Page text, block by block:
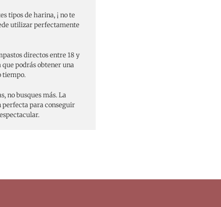
tipos de harina, ¡ no te
utilizar perfectamente
directos entre 18 y
podrás obtener una
tiempo.
no busques más. La
perfecta para conseguir